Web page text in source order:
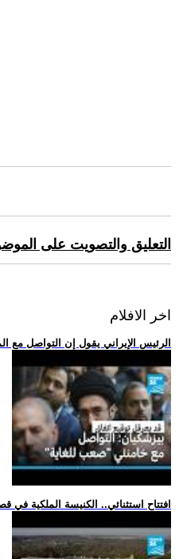
التعليق والتصويت على
اخر الافلام
.. الرئيس الإيراني يقول إن التواصل
.. افتتاح استثنائي.. الكنيسة الملكية في